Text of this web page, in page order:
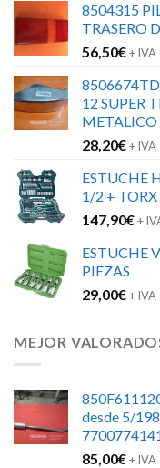
8504315
TRASERO
56,50€+ IVA
8506674TD
12 SUPER
METALICO
28,20€+ IVA
ESTUCHE
1/2 +
147,90€+
ESTUCHE
PIEZAS
29,00€+ IVA
MEJOR
desde 5/
85,00€+ IVA